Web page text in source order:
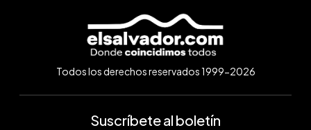
Todos los derechos reservados 1999-2026
Suscríbete al boletín